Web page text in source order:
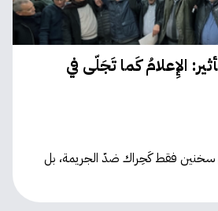
الإِعلامُ كَما تَجَلّى في
سخنين فقط كَحِراك ضدّ الجريمة، بل